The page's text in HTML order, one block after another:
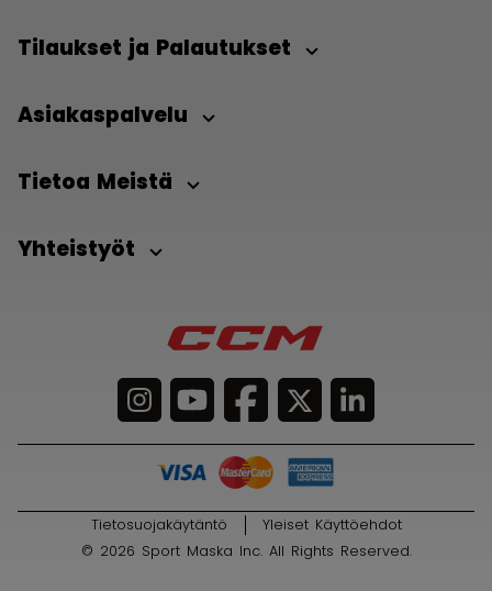
Tilaukset ja Palautukset
Asiakaspalvelu
Tietoa Meistä
Yhteistyöt
© 2026 Sport Maska Inc. All Rights Reserved.
Tietosuojakäytäntö Yleiset Käyttöehdot